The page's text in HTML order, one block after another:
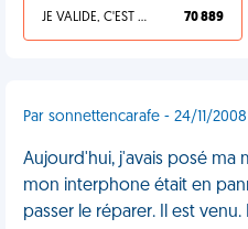
JE VALIDE, C'EST UNE VDM 70 889
Par sonnettencarafe - 24/11/2008
Aujourd'hui, j'avais posé
mon interphone était en
passer le réparer. Il est